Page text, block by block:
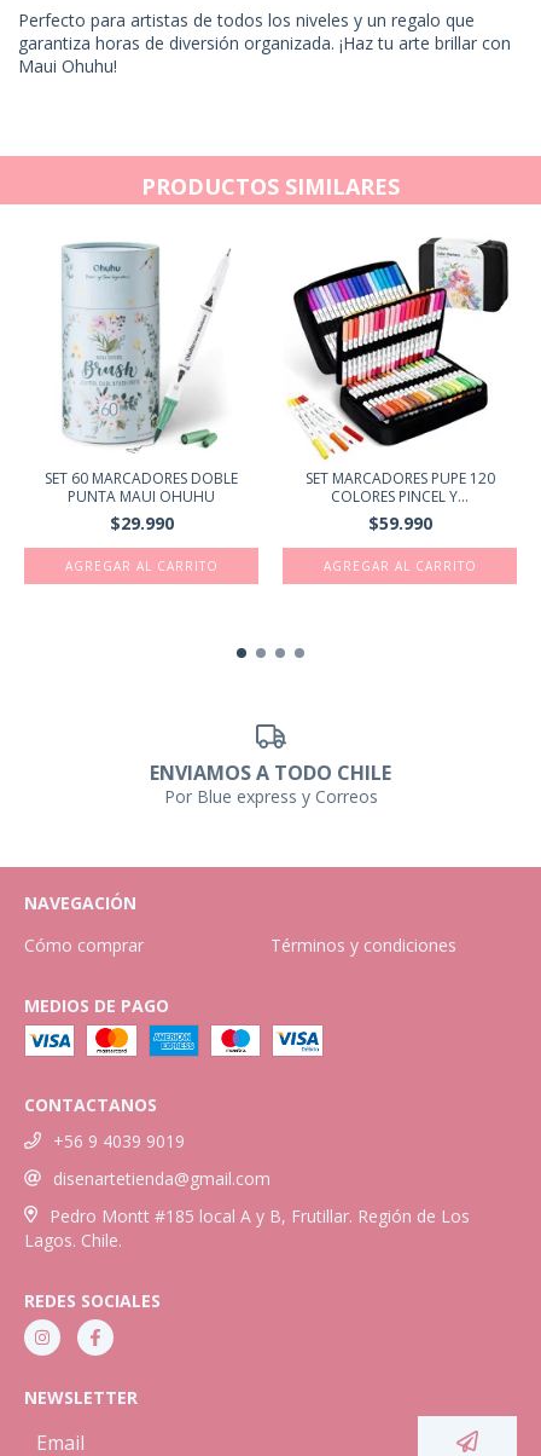
Perfecto para artistas de todos los niveles y un regalo que
garantiza horas de diversión organizada. ¡Haz tu arte brillar con
Maui Ohuhu!
PRODUCTOS SIMILARES
SET 60 MARCADORES DOBLE
PUNTA MAUI OHUHU
$29.990
SET MARCADORES PUPE 120
COLORES PINCEL Y...
$59.990
ENVIAMOS A TODO CHILE
Por Blue express y Correos
NAVEGACIÓN
Cómo comprar
Términos y condiciones
MEDIOS DE PAGO
CONTACTANOS
+56 9 4039 9019
disenartetienda@gmail.com
Pedro Montt #185 local A y B, Frutillar. Región de Los
Lagos. Chile.
REDES SOCIALES
NEWSLETTER